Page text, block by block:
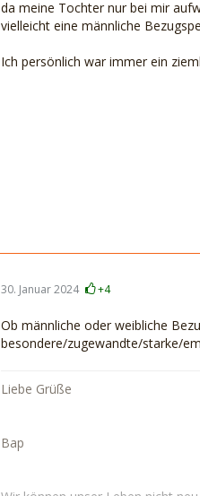
da meine Tochter nur bei mir
vielleicht eine männliche
Ich persönlich war immer ein
30. Januar 2024 +4
Ob männliche oder weibliche
besondere/zugewandte/starke/
Liebe Grüße
Bap